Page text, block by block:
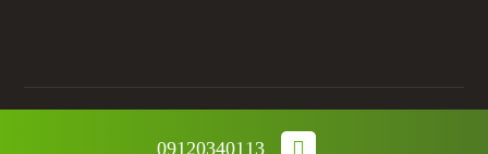
باشد.
09120340113